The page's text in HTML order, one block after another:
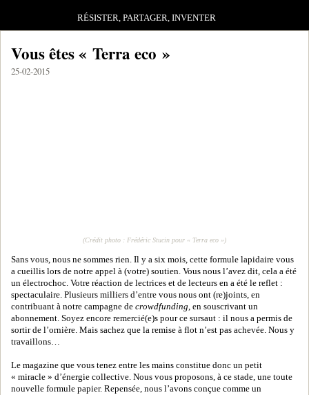
RÉSISTER, PARTAGER, INVENTER
Vous êtes « Terra eco »
25-02-2015
(Crédit photo : Frédéric Stucin pour « Terra eco »)
Sans vous, nous ne sommes rien. Il y a six mois, cette formule lapidaire vous
a cueillis lors de notre appel à (votre) soutien. Vous nous l’avez dit, cela a été
un électrochoc. Votre réaction de lectrices et de lecteurs en a été le reflet :
spectaculaire. Plusieurs milliers d’entre vous nous ont (re)joints, en
contribuant à notre campagne de crowdfunding, en souscrivant un
abonnement. Soyez encore remercié(e)s pour ce sursaut : il nous a permis de
sortir de l’ornière. Mais sachez que la remise à flot n’est pas achevée. Nous y
travaillons…
Le magazine que vous tenez entre les mains constitue donc un petit
« miracle » d’énergie collective. Nous vous proposons, à ce stade, une toute
nouvelle formule papier. Repensée, nous l’avons conçue comme un